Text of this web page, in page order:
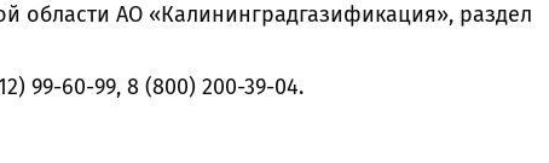
области АО «Калининградгазификация», раздел
99-60-99, 8 (800) 200-39-04.